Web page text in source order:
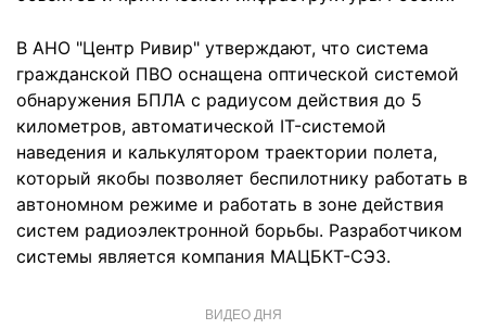
В АНО "Центр Ривир" утверждают, что система
гражданской ПВО оснащена оптической системой
обнаружения БПЛА с радиусом действия до 5
километров, автоматической IT-системой
наведения и калькулятором траектории полета,
который якобы позволяет беспилотнику работать в
автономном режиме и работать в зоне действия
систем радиоэлектронной борьбы. Разработчиком
системы является компания МАЦБКТ-СЭЗ.
ВИДЕО ДНЯ